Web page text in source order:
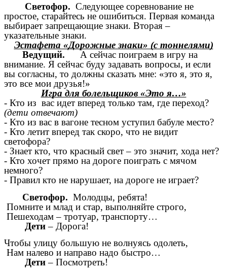
Светофор. Следующее соревнование не
простое, старайтесь не ошибиться. Первая команда
выбирает запрещающие знаки. Вторая –
указательные знаки.
Эстафета «Дорожные знаки» (с тоннелями)
Ведущий. А сейчас поиграем в игру на
внимание. Я сейчас буду задавать вопросы, и если
вы согласны, то должны сказать мне: «это я, это я,
это все мои друзья!»
Игра для болельщиков «Это я…»
- Кто из вас идет вперед только там, где переход?
(дети отвечают)
- Кто из вас в вагоне тесном уступил бабуле место?
- Кто летит вперед так скоро, что не видит
светофора?
- Знает кто, что красный свет – это значит, хода нет?
- Кто хочет прямо на дороге поиграть с мячом
немного?
- Правил кто не нарушает, на дороге не играет?
Светофор. Молодцы, ребята!
Помните и млад и стар, выполняйте строго,
Пешеходам – тротуар, транспорту…
Дети– Дорога!
Чтобы улицу большую не волнуясь одолеть,
Нам налево и направо надо быстро…
Дети– Посмотреть!